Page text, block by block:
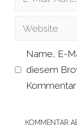
Adresse
Website
Name, E-
diesem